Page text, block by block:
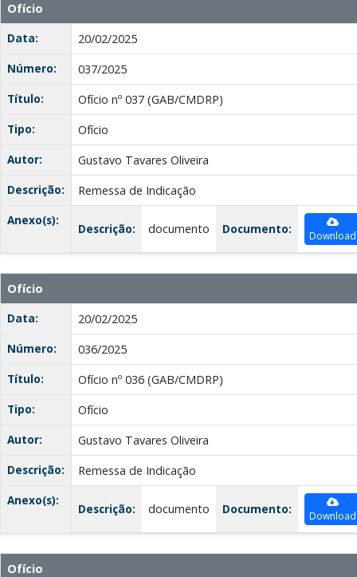
Ofício
Data:
20/02/2025
Número:
037/2025
Título:
Ofício nº 037 (GAB/CMDRP)
Tipo:
Ofício
Autor:
Gustavo Tavares Oliveira
Descrição:
Remessa de Indicação
Anexo(s):
Descrição: documento Documento: Download
Ofício
Data:
20/02/2025
Número:
036/2025
Título:
Ofício nº 036 (GAB/CMDRP)
Tipo:
Ofício
Autor:
Gustavo Tavares Oliveira
Descrição:
Remessa de Indicação
Anexo(s):
Descrição: documento Documento: Download
Ofício